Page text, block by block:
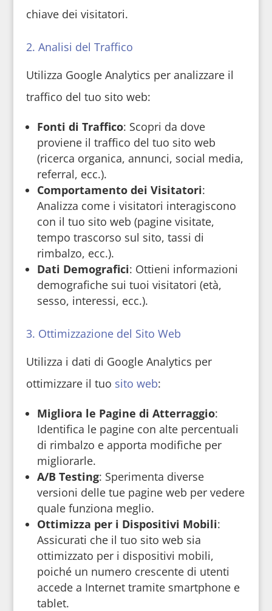
chiave dei visitatori.
2. Analisi del Traffico
Utilizza Google Analytics per analizzare il
traffico del tuo sito web:
Fonti di Traffico: Scopri da dove
proviene il traffico del tuo sito web
(ricerca organica, annunci, social media,
referral, ecc.).
Comportamento dei Visitatori:
Analizza come i visitatori interagiscono
con il tuo sito web (pagine visitate,
tempo trascorso sul sito, tassi di
rimbalzo, ecc.).
Dati Demografici: Ottieni informazioni
demografiche sui tuoi visitatori (età,
sesso, interessi, ecc.).
3. Ottimizzazione del Sito Web
Utilizza i dati di Google Analytics per
ottimizzare il tuo sito web:
Migliora le Pagine di Atterraggio:
Identifica le pagine con alte percentuali
di rimbalzo e apporta modifiche per
migliorarle.
A/B Testing: Sperimenta diverse
versioni delle tue pagine web per vedere
quale funziona meglio.
Ottimizza per i Dispositivi Mobili:
Assicurati che il tuo sito web sia
ottimizzato per i dispositivi mobili,
poiché un numero crescente di utenti
accede a Internet tramite smartphone e
tablet.